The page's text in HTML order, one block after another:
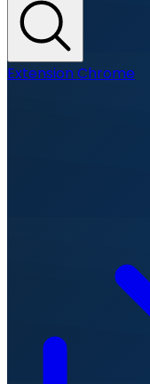
Extension Chrome